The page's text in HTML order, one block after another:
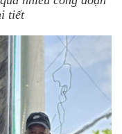
tiết